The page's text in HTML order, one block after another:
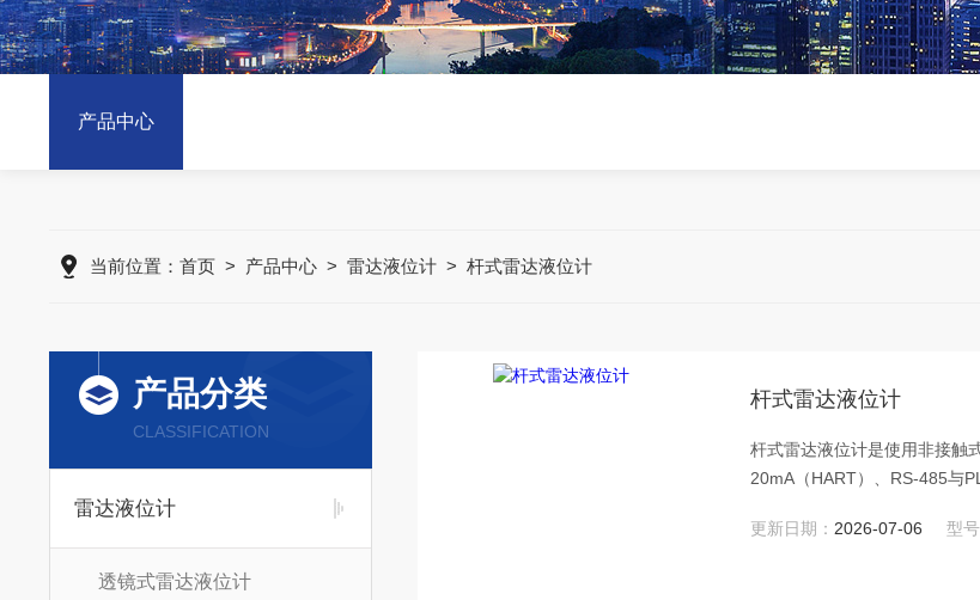
产品中心
当前位置： 首页> 产品中心> 雷达液位计> 杆式雷达液位计
产品分类
CLASSIFICATION
雷达液位计
透镜式雷达液位计
杆式雷达液位计
杆式雷达液位计是使用非接触
20mA（HART）、RS-485与
更新日期： 2026-07-06 型号